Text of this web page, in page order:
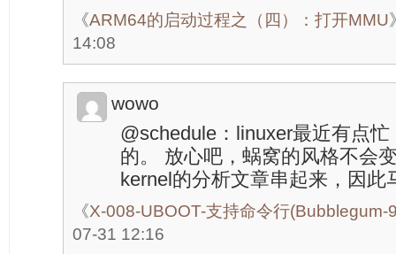
《ARM64的启动过程之（四）：打开MMU
14:08
wowo
@schedule：linuxer最近有点
的。 放心吧，蜗窝的风格不会
kernel的分析文章串起来，因此
《X-008-UBOOT-支持命令行(Bubblegum-
07-31 12:16